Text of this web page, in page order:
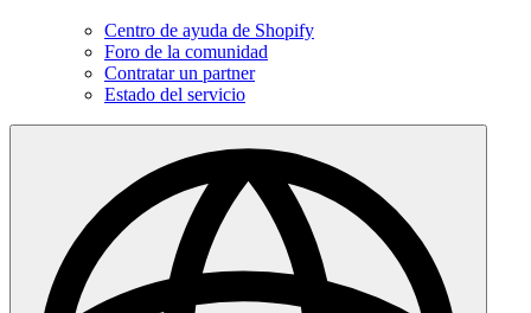
Centro de ayuda de Shopify
Foro de la comunidad
Contratar un partner
Estado del servicio